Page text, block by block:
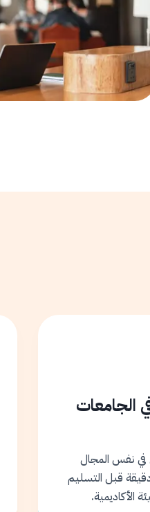
الجامعات
نفس المجال
قبل التسليم
الأكاديمية.